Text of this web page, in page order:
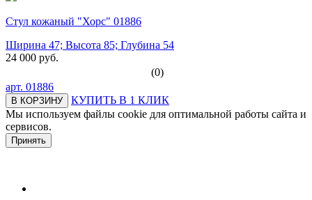
Стул кожаный "Хорс" 01886
Ширина 47; Высота 85; Глубина 54
24 000 руб.
(0)
арт. 01886
В КОРЗИНУ
КУПИТЬ В 1 КЛИК
Мы используем файлы cookie для оптимальной работы сайта и
сервисов.
Принять